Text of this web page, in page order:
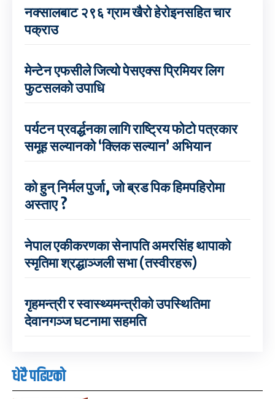
नक्सालबाट २९६ ग्राम खैरो हेरोइनसहित चार
पक्राउ
मेन्टेन एफसीले जित्यो पेसएक्स प्रिमियर लिग
फुटसलको उपाधि
पर्यटन प्रवर्द्धनका लागि राष्ट्रिय फोटो पत्रकार
समूह सल्यानको ‘क्लिक सल्यान’ अभियान
को हुन् निर्मल पुर्जा, जो ब्रड पिक हिमपहिरोमा
अस्ताए ?
नेपाल एकीकरणका सेनापति अमरसिंह थापाको
स्मृतिमा श्रद्धाञ्जली सभा (तस्वीरहरू)
गृहमन्त्री र स्वास्थ्यमन्त्रीको उपस्थितिमा
देवानगञ्ज घटनामा सहमति
धेरै पढिएको